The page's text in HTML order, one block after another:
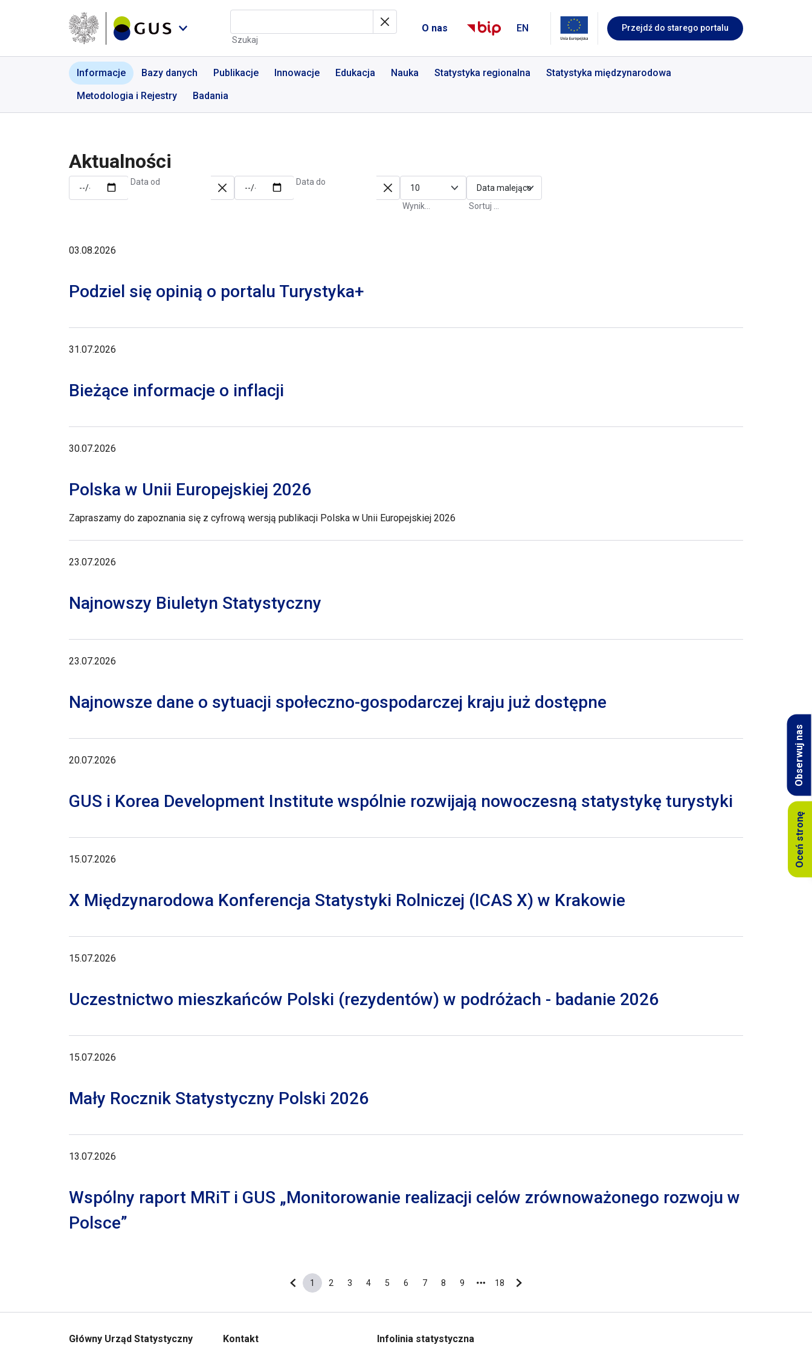
Aktualności | GUS - Portal Informacyjny
Oceń stronę
Obserwuj nas
Szukaj
O nas EN Przejdź do starego portalu
Informacje Bazy danych Publikacje Innowacje Edukacja Nauka Statystyka regionalna
Statystyka międzynarodowa
Metodologia i Rejestry
Badania
Aktualności
Data od Data do
Wyniki na stronę
03.08.2026
Podziel się opinią o portalu Turystyka+
31.07.2026
Bieżące informacje o inflacji
30.07.2026
Polska w Unii Europejskiej 2026
Zapraszamy do zapoznania się z cyfrową wersją publikacji Polska w Unii Europejskiej 2026
23.07.2026
Najnowszy Biuletyn Statystyczny
23.07.2026
Najnowsze dane o sytuacji społeczno-gospodarczej kraju już dostępne
20.07.2026
GUS i Korea Development Institute wspólnie rozwijają nowoczesną statystykę turystyki
15.07.2026
X Międzynarodowa Konferencja Statystyki Rolniczej (ICAS X) w Krakowie
15.07.2026
Uczestnictwo mieszkańców Polski (rezydentów) w podróżach - badanie 2026
15.07.2026
Mały Rocznik Statystyczny Polski 2026
13.07.2026
Wspólny raport MRiT i GUS „Monitorowanie realizacji celów zrównoważonego rozwoju w
Polsce”
Poprzednia strona
Bieżąca strona
1
Strona
2
Strona
3
Strona
4
Strona
5
Strona
6
Strona
7
Strona
8
Strona
9
Ostatnia strona
18
Następna strona
Główny Urząd Statystyczny Kontakt Infolinia statystyczna